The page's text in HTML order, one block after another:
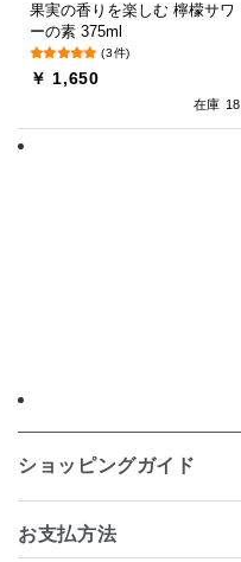
果実の香りを楽しむ 檸檬サワ
ーの素 375ml
(3件)
￥ 1,650
在庫 18
ショッピングガイド
お支払方法